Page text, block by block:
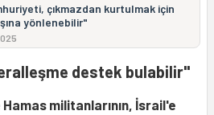
çıkmazdan kurtulmak için
yönlenebilir"
destek bulabilir"
militanlarının, İsrail'e